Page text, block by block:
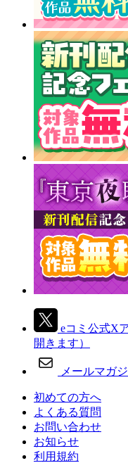
eコミ公式X
開きます）
メールマガ
初めての方へ
よくある質問
お問い合わせ
お知らせ
利用規約